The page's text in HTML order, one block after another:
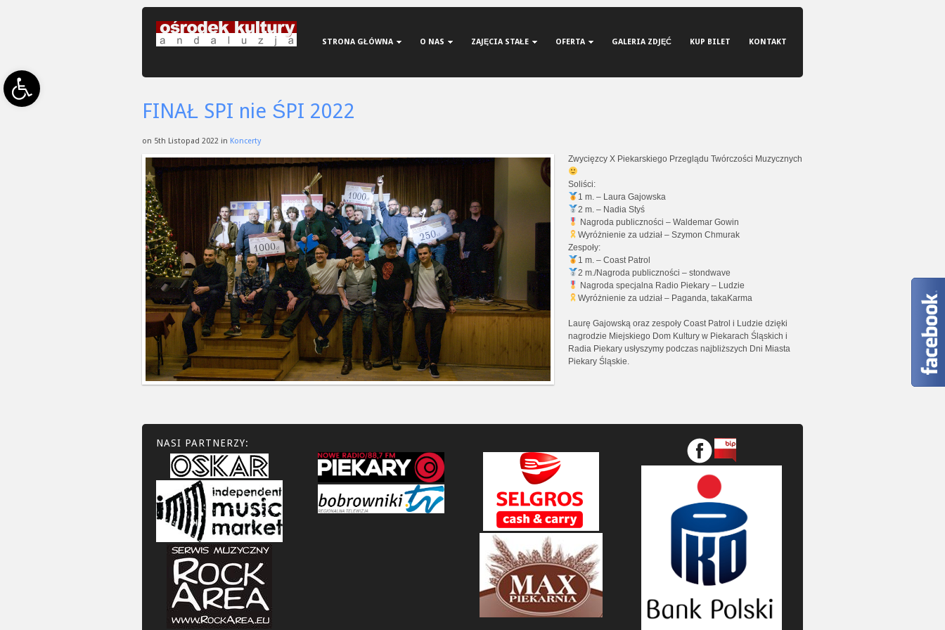
Open toolbar
STRONA GŁÓWNA O NAS ZAJĘCIA STAŁE OFERTA GALERIA ZDJĘĆ KUP BILET KONTAKT
FINAŁ SPI nie ŚPI 2022
on 5th Listopad 2022 in Koncerty
Zwycięzcy X Piekarskiego Przeglądu Twórczości Muzycznych
Soliści:
1 m. – Laura Gajowska
2 m. – Nadia Styś
Nagroda publiczności – Waldemar Gowin
Wyróżnienie za udział – Szymon Chmurak
Zespoły:
1 m. – Coast Patrol
2 m./Nagroda publiczności – stondwave
Nagroda specjalna Radio Piekary – Ludzie
Wyróżnienie za udział – Paganda, takaKarma
Laurę Gajowską oraz zespoły Coast Patrol i Ludzie dzięki
nagrodzie Miejskiego Dom Kultury w Piekarach Śląskich i
Radia Piekary usłyszymy podczas najbliższych Dni Miasta
Piekary Śląskie.
NASI PARTNERZY: